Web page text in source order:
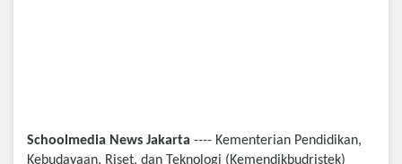
Schoolmedia News Jakarta ---- Kementerian Pendidikan,
Kebudayaan, Riset, dan Teknologi (Kemendikbudristek)